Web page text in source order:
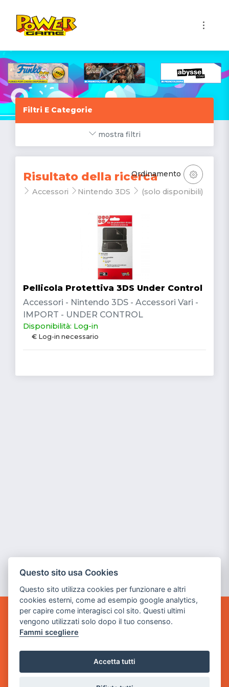
Filtri E Categorie
mostra filtri
Risultato della ricerca
Accessori Nintendo 3DS (solo disponibili)
Ordinamento
Pellicola Protettiva 3DS Under Control
Accessori - Nintendo 3DS - Accessori Vari -
IMPORT - UNDER CONTROL
Disponibilità: Log-in
€ Log-in necessario
POWER GAME SRL
- 25014 Castenedolo, Brescia
Questo sito usa Cookies
Questo sito utilizza cookies per funzionare e altri
cookies esterni, come ad esempio google analytics,
per capire come interagisci col sito. Questi ultimi
vengono utilizzati solo dopo il tuo consenso.
Fammi scegliere
Accetta tutti